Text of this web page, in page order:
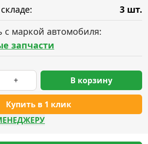
3 шт.
с маркой автомобиля:
запчасти
+
Купить в 1 клик
В корзину